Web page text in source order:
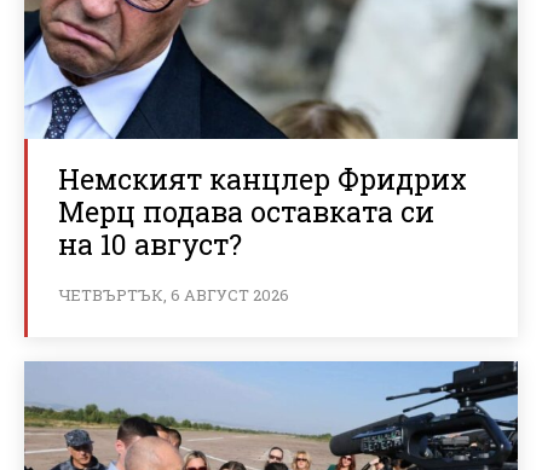
Немският канцлер Фридрих
Мерц подава оставката си
на 10 август?
ЧЕТВЪРТЪК, 6 АВГУСТ 2026